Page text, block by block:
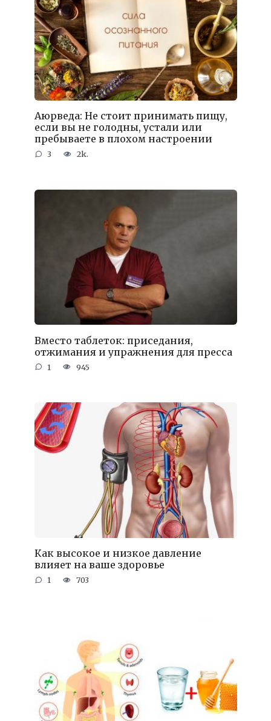
Аюрведа: Не стоит принимать пищу,
если вы не голодны, устали или
пребываете в плохом настроении
3 2k.
Вместо таблеток: приседания,
отжимания и упражнения для пресса
1 945
Как высокое и низкое давление
влияет на ваше здоровье
1 703